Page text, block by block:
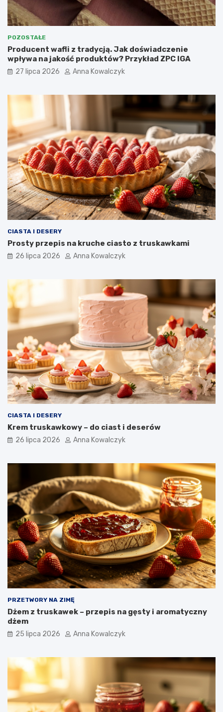
POZOSTAŁE
Producent wafli z tradycją. Jak doświadczenie
wpływa na jakość produktów? Przykład ZPC IGA
27 lipca 2026 Anna Kowalczyk
CIASTA I DESERY
Prosty przepis na kruche ciasto z truskawkami
26 lipca 2026 Anna Kowalczyk
CIASTA I DESERY
Krem truskawkowy – do ciast i deserów
26 lipca 2026 Anna Kowalczyk
PRZETWORY NA ZIMĘ
Dżem z truskawek – przepis na gęsty i aromatyczny
dżem
25 lipca 2026 Anna Kowalczyk